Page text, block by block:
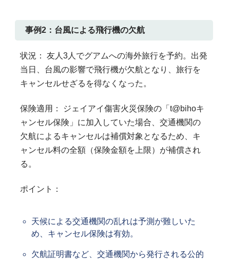
事例2：台風による飛行機の欠航
状況： 友人3人でグアムへの海外旅行を予約。出発
当日、台風の影響で飛行機が欠航となり、旅行を
キャンセルせざるを得なくなった。
保険適用： ジェイアイ傷害火災保険の「t@bihoキ
ャンセル保険」に加入していた場合、交通機関の
欠航によるキャンセルは補償対象となるため、キ
ャンセル料の全額（保険金額を上限）が補償され
る。
ポイント：
天候による交通機関の乱れは予測が難しいた
め、キャンセル保険は有効。
欠航証明書など、交通機関から発行される公的